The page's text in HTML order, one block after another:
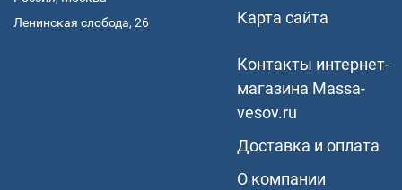
Ленинская слобода, 26
Карта сайта
Контакты интернет-
магазина Мassa-
vesov.ru
Доставка и оплата
О компании